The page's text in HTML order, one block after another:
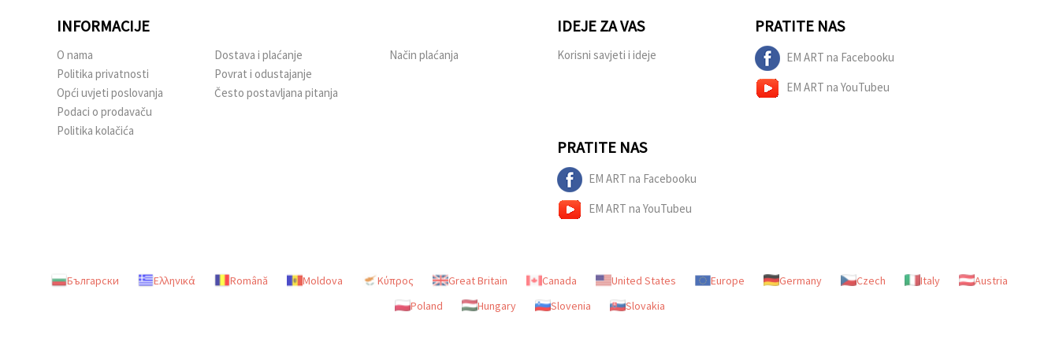
INFORMACIJE
O nama
Politika privatnosti
Opći uvjeti poslovanja
Podaci o prodavaču
Politika kolačića
Dostava i plaćanje
Povrat i odustajanje
Često postavljana pitanja
Način plaćanja
IDEJE ZA VAS
Korisni savjeti i ideje
PRATITE NAS
EM ART na Facebooku
EM ART na YouTubeu
PRATITE NAS
EM ART na Facebooku
EM ART na YouTubeu
Български Ελληνικά Română Moldova Κύπρος Great Britain Canada United States Europe Germany Czech Italy
Austria
Poland
Hungary Slovenia Slovakia